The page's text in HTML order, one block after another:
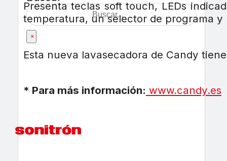
×
Presenta teclas soft touch, LEDs
temperatura, un selector de programa
Esta nueva lavasecadora de Candy
* Para más información: www.candy.es